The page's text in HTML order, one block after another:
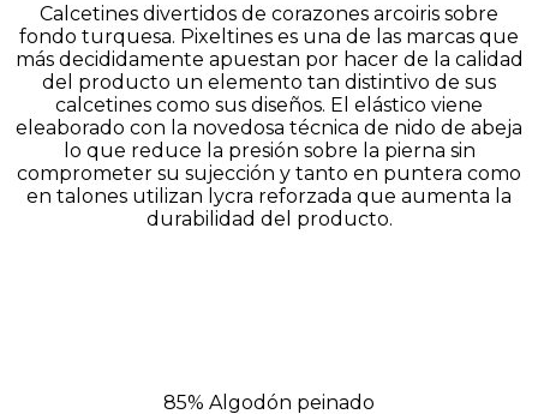
Calcetines divertidos de corazones arcoiris sobre
fondo turquesa. Pixeltines es una de las marcas que
más decididamente apuestan por hacer de la calidad
del producto un elemento tan distintivo de sus
calcetines como sus diseños. El elástico viene
eleaborado con la novedosa técnica de nido de abeja
lo que reduce la presión sobre la pierna sin
comprometer su sujección y tanto en puntera como
en talones utilizan lycra reforzada que aumenta la
durabilidad del producto.
85% Algodón peinado